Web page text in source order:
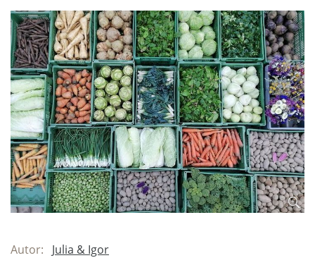
Autor: Julia & Igor